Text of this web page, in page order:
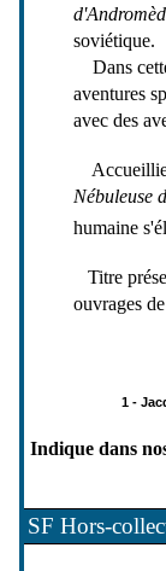
soviétique.
Dans
aventures
avec des
Accueillie
Nébuleuse
humaine
Titre
ouvrages
1 -
Indique dans
SF Hors-